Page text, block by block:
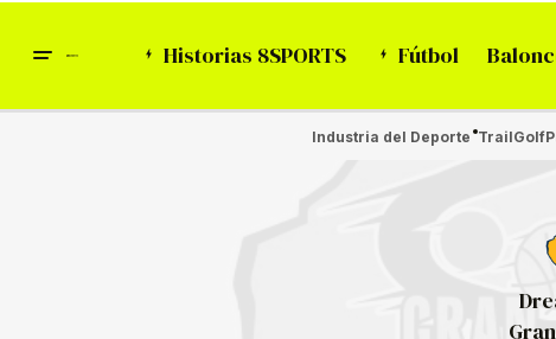
Historias 8SPORTS Fútbol
Industria del Deporte TrailGolf